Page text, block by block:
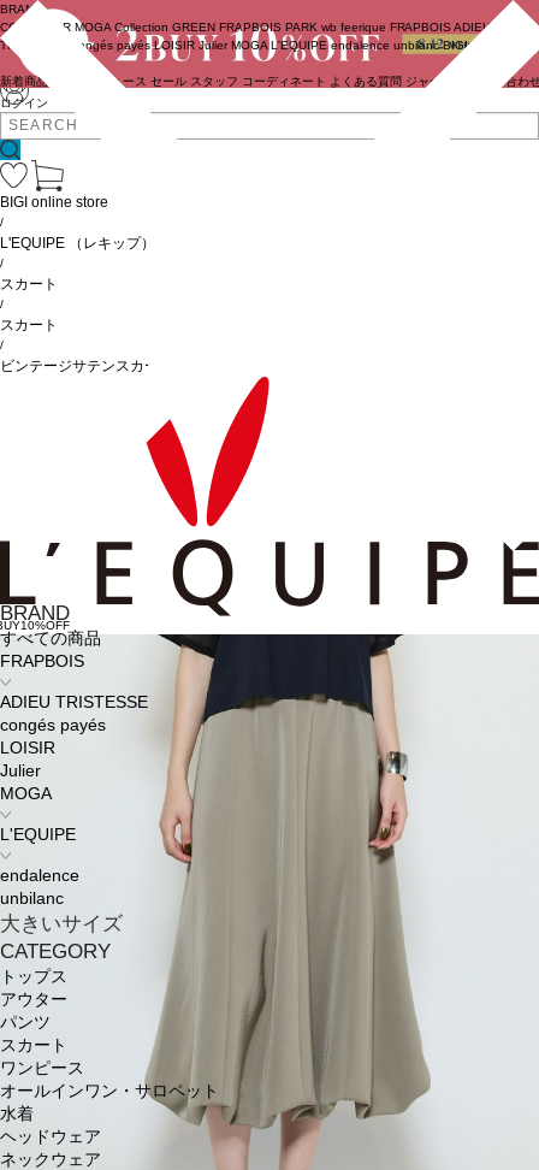
ログイン
BRAND
COUTURIER MOGA Collection GREEN FRAPBOIS PARK wb feerique FRAPBOIS ADIEU
TRISTESSE
congés payés LOISIR Julier MOGA L'EQUIPE endalence unbilanc BIGI online store
新着商品 ニュース セール スタッフ コーディネート よくある質問 ジャーナル お問い合わ
BRAND
すべての商品
FRAPBOIS
ADIEU TRISTESSE
congés payés
LOISIR
Julier
MOGA
L'EQUIPE
endalence
unbilanc
大きいサイズ
CATEGORY
トップス
アウター
パンツ
スカート
ワンピース
オールインワン・サロペット
水着
ヘッドウェア
ネックウェア
BIGI online store
/
L'EQUIPE （レキップ）
/
スカート
/
スカート
/
ビンテージサテンスカート